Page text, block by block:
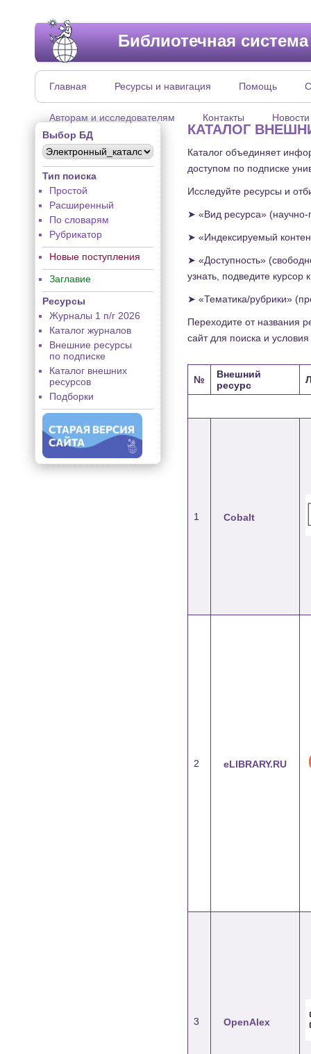
Библиотечная
Главная Ресурсы и навигация Помощь
Авторам и исследователям Контакты
Новости
Выбор БД
Тип поиска
Простой
Расширенный
По словарям
Рубрикатор
Новые поступления
Заглавие
Ресурсы
Журналы 1 п/г 2026
Каталог журналов
Внешние ресурсы
по подписке
Каталог внешних
ресурсов
Подборки
КАТАЛОГ
Каталог объединяет
доступом по подписке
Исследуйте ресурсы и
➤ «Вид ресурса»
➤ «Индексируемый
➤ «Доступность»
узнать, подведите
➤ «Тематика/рубрики»
Переходите от названия
сайт для поиска и
№
Внешний
ресурс
1 Cobalt
2 eLIBRARY.RU
3 OpenAlex